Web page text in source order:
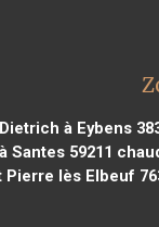
à Eybens
Santes 59211
Pierre lès Elbeuf